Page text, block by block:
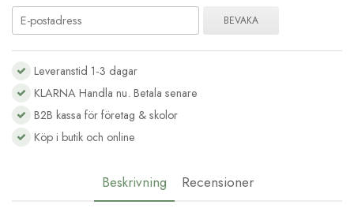
BEVAKA
Leveranstid 1-3 dagar
KLARNA Handla nu. Betala senare
B2B kassa för företag & skolor
Köp i butik och online
Beskrivning Recensioner